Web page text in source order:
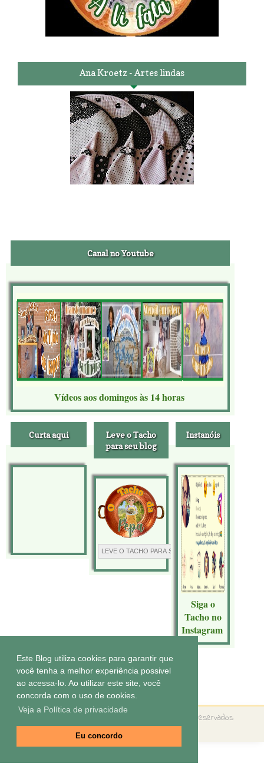
Este Blog utiliza cookies para garantir que
você tenha a melhor experiência possivel
ao acessa-lo. Ao utilizar este site, você
concorda com o uso de cookies.
Veja a Política de privacidade
Eu concordo
Ana Kroetz - Artes lindas
Canal no Youtube
Vídeos aos domingos às 14 horas
Curta aqui
Leve o Tacho
para seu blog
Instanóis
Siga o
Tacho no
Instagram
Tecnologia doBlogger
O tacho da Pepa
Todos os direitos reservados
Tema by